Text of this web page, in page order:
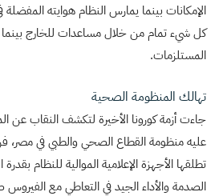
الإمكانات بينما يمارس النظام هوايته
كل شيء تمام من خلال مساعدات للخارج
المستلزمات.
تهالك المنظومة الصحية
جاءت أزمة كورونا الأخيرة لتكشف النقاب عن
عليه منظومة القطاع الصحي والطبي في مصر،
تطلقها الأجهزة الإعلامية الموالية للنظام
الصدمة والأداء الجيد في التعاطي مع